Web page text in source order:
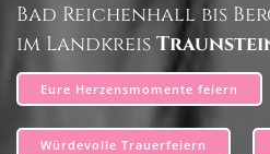
Bad Reichenhall bis
im Landkreis
Eure Herzensmomente feiern
Würdevolle Trauerfeiern